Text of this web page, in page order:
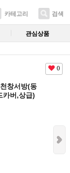
카테고리 검색
관심상품
0
창서방(동
카버,상급)